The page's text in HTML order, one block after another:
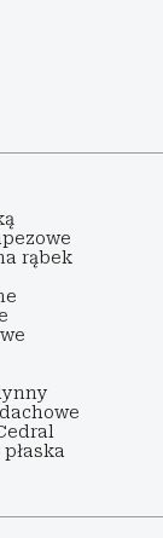
rąbek